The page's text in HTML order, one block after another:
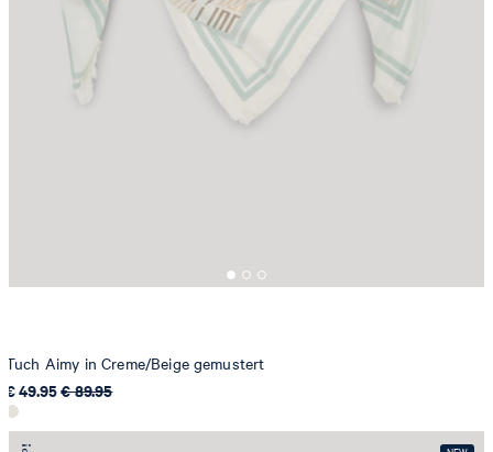
Tuch Aimy in Creme/Beige gemustert
€ 49.95€ 89.95